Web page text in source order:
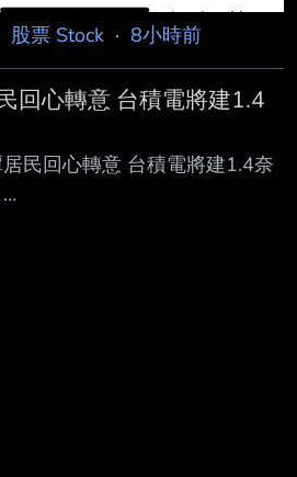
股票 Stock · 8小時前
回心轉意 台積電將建1.4
民回心轉意 台積電將建1.4奈